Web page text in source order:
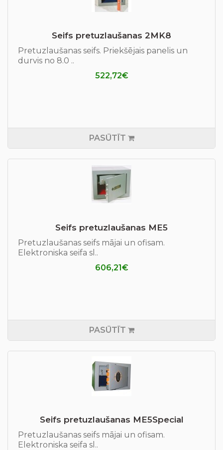
Seifs pretuzlaušanas 2MK8
Pretuzlaušanas seifs. Priekšējais panelis un
durvis no 8.0 ..
522,72€
PASŪTĪT
Seifs pretuzlaušanas ME5
Pretuzlaušanas seifs mājai un ofisam.
Elektroniska seifa sl..
606,21€
PASŪTĪT
Seifs pretuzlaušanas ME5Special
Pretuzlaušanas seifs mājai un ofisam.
Elektroniska seifa sl..